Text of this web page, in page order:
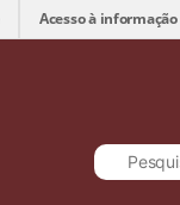
Acesso à informação